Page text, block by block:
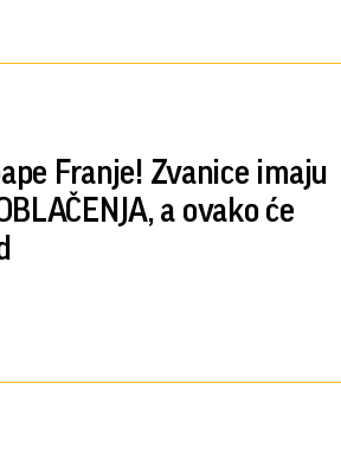
Franje! Zvanice imaju
a ovako će